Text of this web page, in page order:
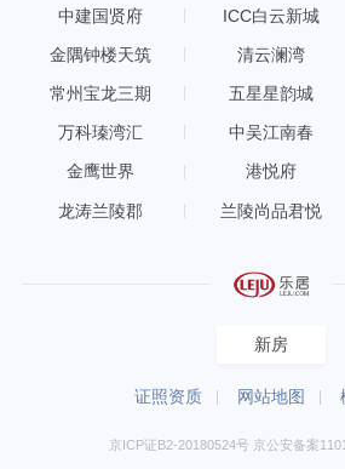
中建国贤府 ICC白云新城
金隅钟楼天筑 清云澜湾
常州宝龙三期 五星星韵城
万科瑧湾汇 中吴江南春
金鹰世界 港悦府
龙涛兰陵郡 兰陵尚品君悦
新房
证照资质 网站地图
京ICP证B2-20180524号 京公安备案